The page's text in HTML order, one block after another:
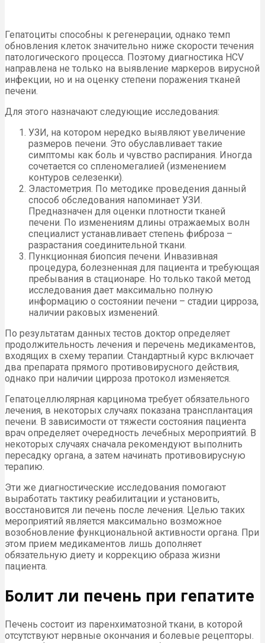
Гепатоциты способны к регенерации, однако темп
обновления клеток значительно ниже скорости течения
патологического процесса. Поэтому диагностика HCV
направлена не только на выявление маркеров вирусной
инфекции, но и на оценку степени поражения тканей
печени.
Для этого назначают следующие исследования:
УЗИ, на котором нередко выявляют увеличение
размеров печени. Это обуславливает такие
симптомы как боль и чувство распирания. Иногда
сочетается со спленомегалией (изменением
контуров селезенки).
Эластометрия. По методике проведения данный
способ обследования напоминает УЗИ.
Предназначен для оценки плотности тканей
печени. По изменениям длины отражаемых волн
специалист устанавливает степень фиброза –
разрастания соединительной ткани.
Пункционная биопсия печени. Инвазивная
процедура, болезненная для пациента и требующая
пребывания в стационаре. Но только такой метод
исследования дает максимально полную
информацию о состоянии печени – стадии цирроза,
наличии раковых изменений.
По результатам данных тестов доктор определяет
продолжительность лечения и перечень медикаментов,
входящих в схему терапии. Стандартный курс включает
два препарата прямого противовирусного действия,
однако при наличии цирроза протокол изменяется.
Гепатоцеллюлярная карцинома требует обязательного
лечения, в некоторых случаях показана трансплантация
печени. В зависимости от тяжести состояния пациента
врач определяет очередность лечебных мероприятий. В
некоторых случаях сначала рекомендуют выполнить
пересадку органа, а затем начинать противовирусную
терапию.
Эти же диагностические исследования помогают
выработать тактику реабилитации и установить,
восстановится ли печень после лечения. Целью таких
мероприятий является максимально возможное
возобновление функциональной активности органа. При
этом прием медикаментов лишь дополняет
обязательную диету и коррекцию образа жизни
пациента.
Болит ли печень при гепатите
Печень состоит из паренхиматозной ткани, в которой
отсутствуют нервные окончания и болевые рецепторы.